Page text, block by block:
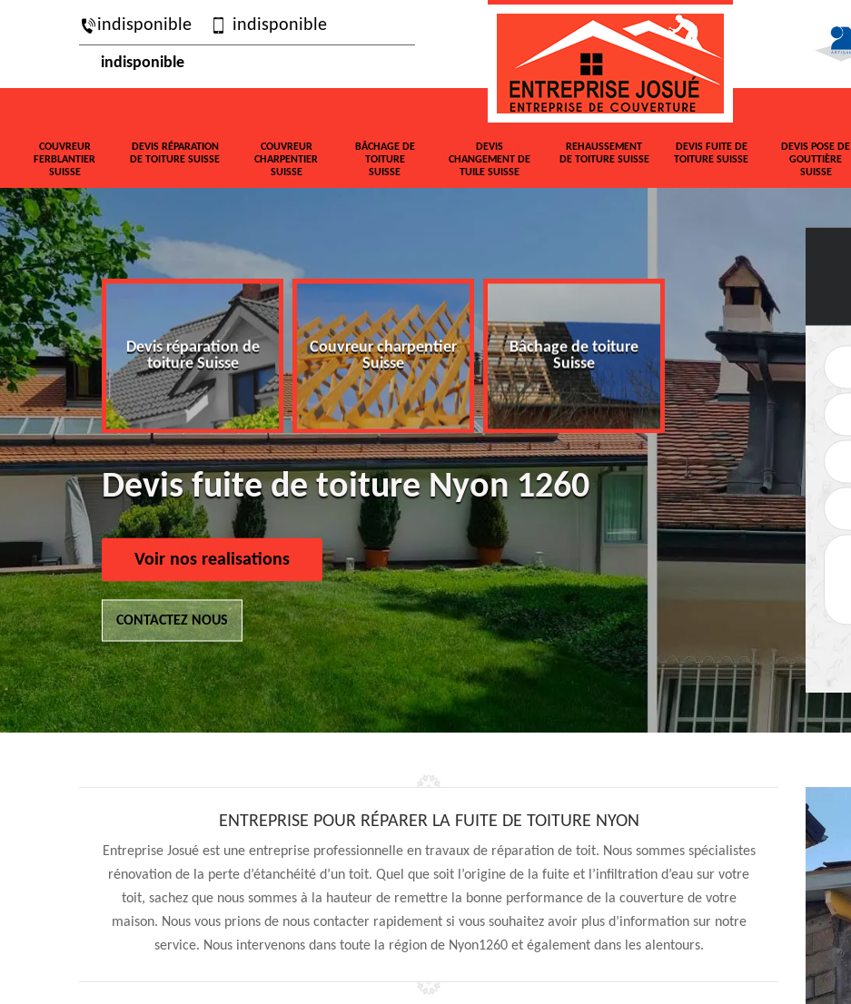
indisponible indisponible
indisponible
COUVREUR
FERBLANTIER
SUISSE
DEVIS RÉPARATION
DE TOITURE SUISSE
COUVREUR
CHARPENTIER
SUISSE
BÂCHAGE DE
TOITURE
SUISSE
DEVIS
CHANGEMENT DE
TUILE SUISSE
REHAUSSEMENT
DE TOITURE SUISSE
DEVIS FUITE DE
TOITURE SUISSE
DEVIS POSE DE
GOUTTIÈRE
SUISSE
Devis réparation de
toiture Suisse
Couvreur charpentier
Suisse
Bâchage de toiture
Suisse
Devis changement de
tuile Suisse
Devis fuite de toiture Nyon 1260
Voir nos realisations
CONTACTEZ NOUS
ENTREPRISE POUR RÉPARER LA FUITE DE TOITURE NYON
Entreprise Josué est une entreprise professionnelle en travaux de réparation de toit. Nous sommes spécialistes
rénovation de la perte d’étanchéité d’un toit. Quel que soit l’origine de la fuite et l’infiltration d’eau sur votre
toit, sachez que nous sommes à la hauteur de remettre la bonne performance de la couverture de votre
maison. Nous vous prions de nous contacter rapidement si vous souhaitez avoir plus d’information sur notre
service. Nous intervenons dans toute la région de Nyon1260 et également dans les alentours.